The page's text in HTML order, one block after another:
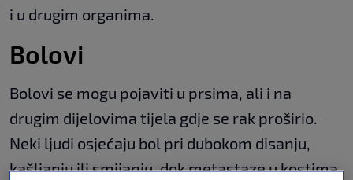
i u drugim organima.
Bolovi
Bolovi se mogu pojaviti u prsima, ali i na
drugim dijelovima tijela gdje se rak proširio.
Neki ljudi osjećaju bol pri dubokom disanju,
kašljanju ili smijanju, dok metastaze u kostima